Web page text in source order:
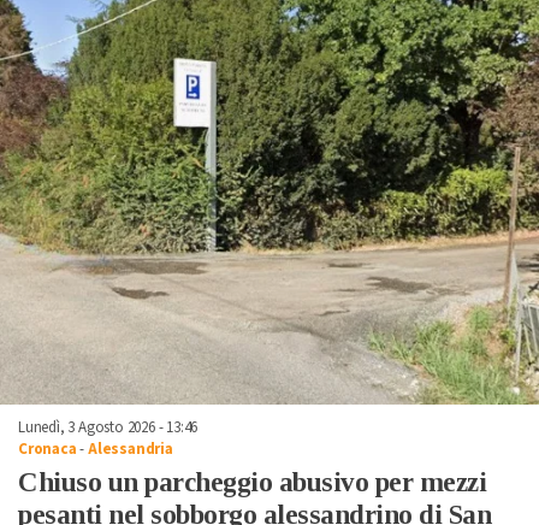
Lunedì, 3 Agosto 2026 - 13:46
Cronaca-Alessandria
Chiuso un parcheggio abusivo per mezzi
pesanti nel sobborgo alessandrino di San